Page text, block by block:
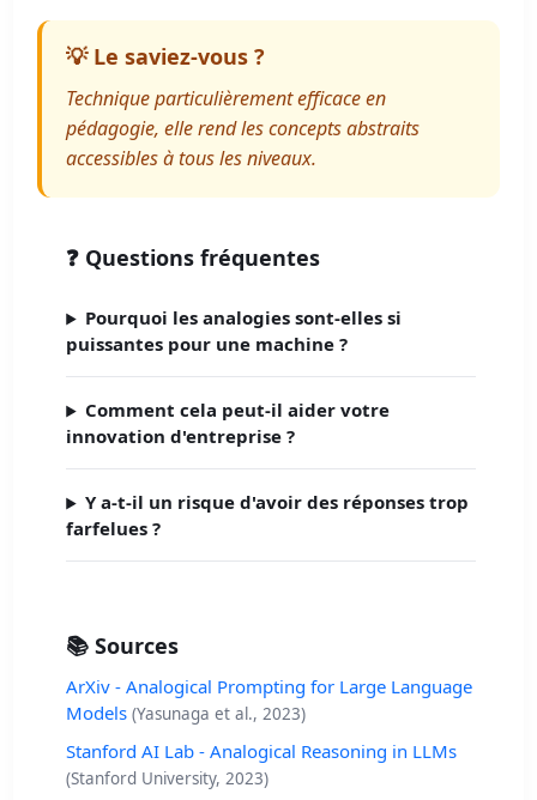
💡 Le saviez-vous ?
Technique particulièrement efficace en
pédagogie, elle rend les concepts abstraits
accessibles à tous les niveaux.
❓ Questions fréquentes
Pourquoi les analogies sont-elles si
puissantes pour une machine ?
Comment cela peut-il aider votre
innovation d'entreprise ?
Y a-t-il un risque d'avoir des réponses trop
farfelues ?
📚 Sources
ArXiv - Analogical Prompting for Large Language
Models (Yasunaga et al., 2023)
Stanford AI Lab - Analogical Reasoning in LLMs
(Stanford University, 2023)